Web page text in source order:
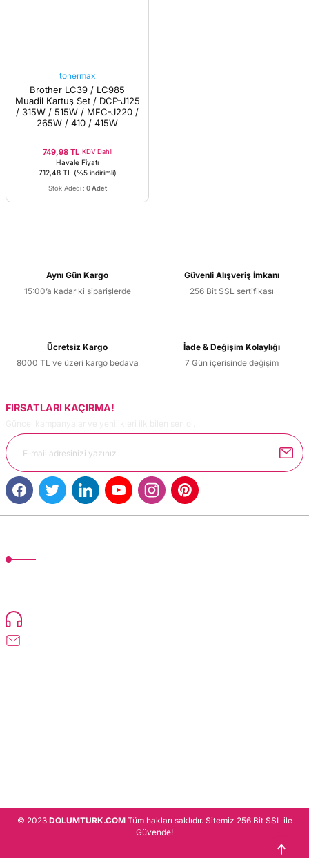
tonermax
Brother LC39 / LC985
Muadil Kartuş Set / DCP-J125
/ 315W / 515W / MFC-J220 /
265W / 410 / 415W
749,98 TL KDV Dahil
Havale Fiyatı
712,48 TL
(%5 indirimli)
Stok Adedi : 0 Adet
Aynı Gün Kargo
15:00’a kadar ki siparişlerde
Güvenli Alışveriş İmkanı
256 Bit SSL sertifikası
Ücretsiz Kargo
8000 TL ve üzeri kargo bedava
İade & Değişim Kolaylığı
7 Gün içerisinde değişim
FIRSATLARI KAÇIRMA!
© 2023 DOLUMTURK.COMTüm hakları saklıdır. Sitemiz 256 Bit SSL ile
Güvende!